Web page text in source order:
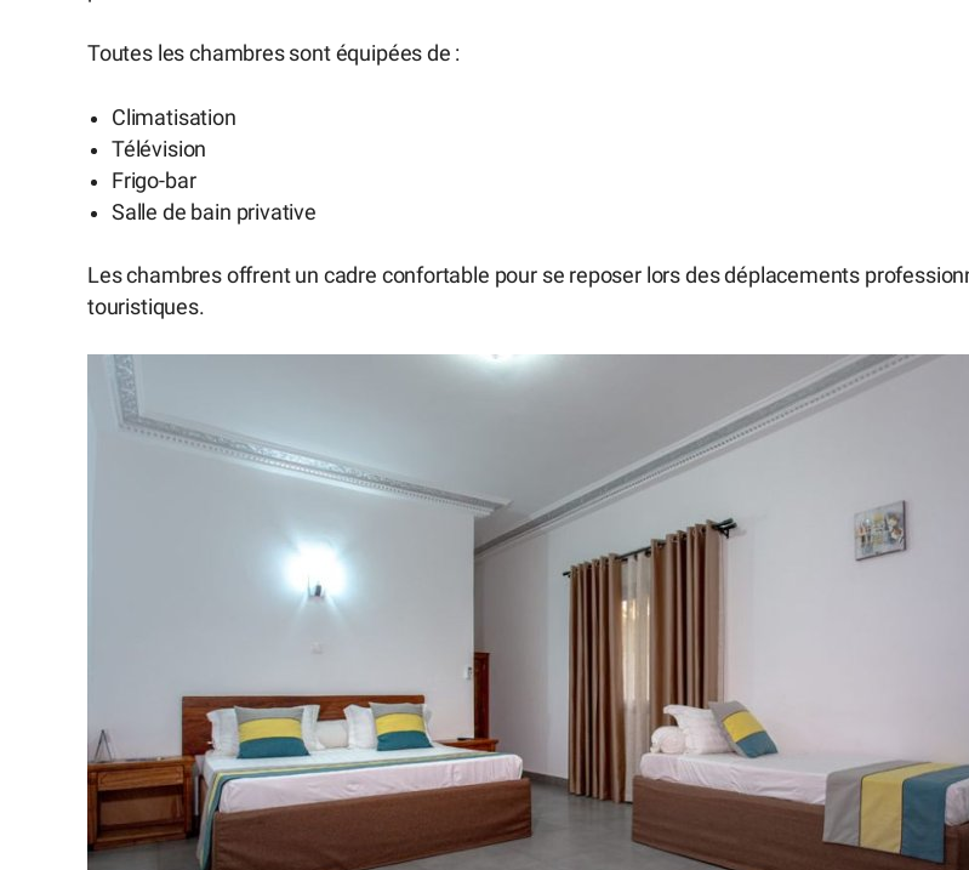
Toutes les chambres sont équipées de :
Climatisation
Télévision
Frigo-bar
Salle de bain privative
Les chambres offrent un cadre confortable pour se reposer lors des déplacements
touristiques.